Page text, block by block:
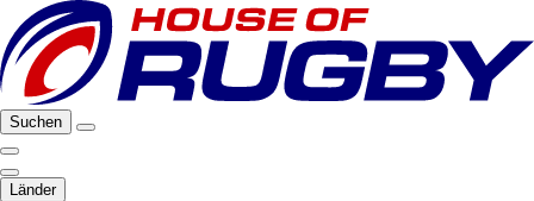
Suchen
Länder